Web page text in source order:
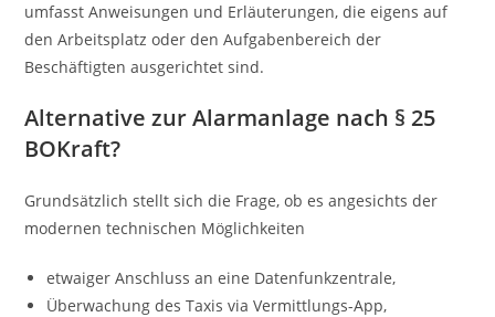
umfasst Anweisungen und Erläuterungen, die eigens auf
den Arbeitsplatz oder den Aufgabenbereich der
Beschäftigten ausgerichtet sind.
Alternative zur Alarmanlage nach § 25
BOKraft?
Grundsätzlich stellt sich die Frage, ob es angesichts der
modernen technischen Möglichkeiten
etwaiger Anschluss an eine Datenfunkzentrale,
Überwachung des Taxis via Vermittlungs-App,